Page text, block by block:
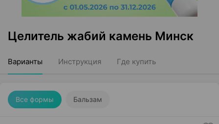
Целитель жабий камень Минск
Варианты Инструкция Где купить
Все формы Бальзам